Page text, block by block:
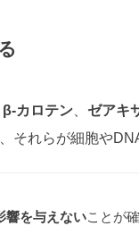
β-カロテン ゼアキ
それらが細胞や
響を与えないことが